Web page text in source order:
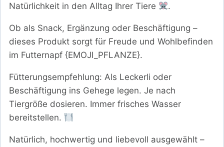
Natürlichkeit in den Alltag Ihrer Tiere
.
Ob als Snack, Ergänzung oder Beschäftigung –
dieses Produkt sorgt für Freude und Wohlbefinden
im Futternapf {EMOJI_PFLANZE}.
Fütterungsempfehlung: Als Leckerli oder
Beschäftigung ins Gehege legen. Je nach
Tiergröße dosieren. Immer frisches Wasser
bereitstellen.
Natürlich, hochwertig und liebevoll ausgewählt –